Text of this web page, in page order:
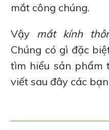
mắt công chúng.
Vậy mắt kính
Chúng có gì đặc
tìm hiểu sản phẩm
viết sau đây các